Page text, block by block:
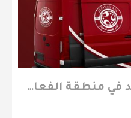
المتجر المتنقل يتواجد في منطقة الفعاليات المصاحبة لمباراة الجبلين